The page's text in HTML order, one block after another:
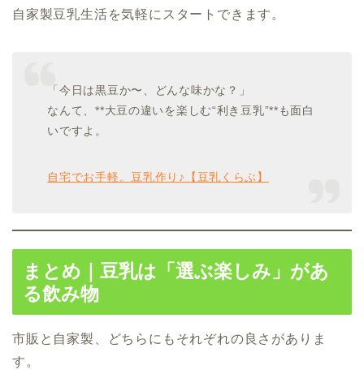
自家製豆乳生活を気軽にスタートできます。
「今日は黒豆か〜、どんな味かな？」
なんて、**大豆の違いを楽しむ“利き豆乳”**も面白
いですよ。
自宅でお手軽。豆乳作り♪【豆乳くらぶ】
まとめ｜豆乳は「選ぶ楽しみ」があ
る飲み物
市販と自家製、どちらにもそれぞれの良さがありま
す。